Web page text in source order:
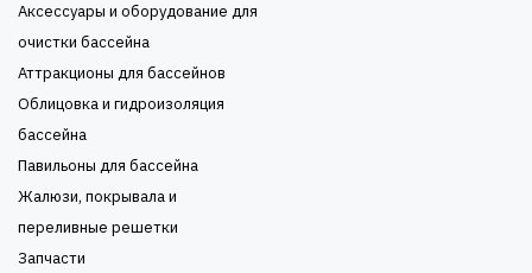
Аксессуары и оборудование для
очистки бассейна
Аттракционы для бассейнов
Облицовка и гидроизоляция
бассейна
Павильоны для бассейна
Жалюзи, покрывала и
переливные решетки
Запчасти